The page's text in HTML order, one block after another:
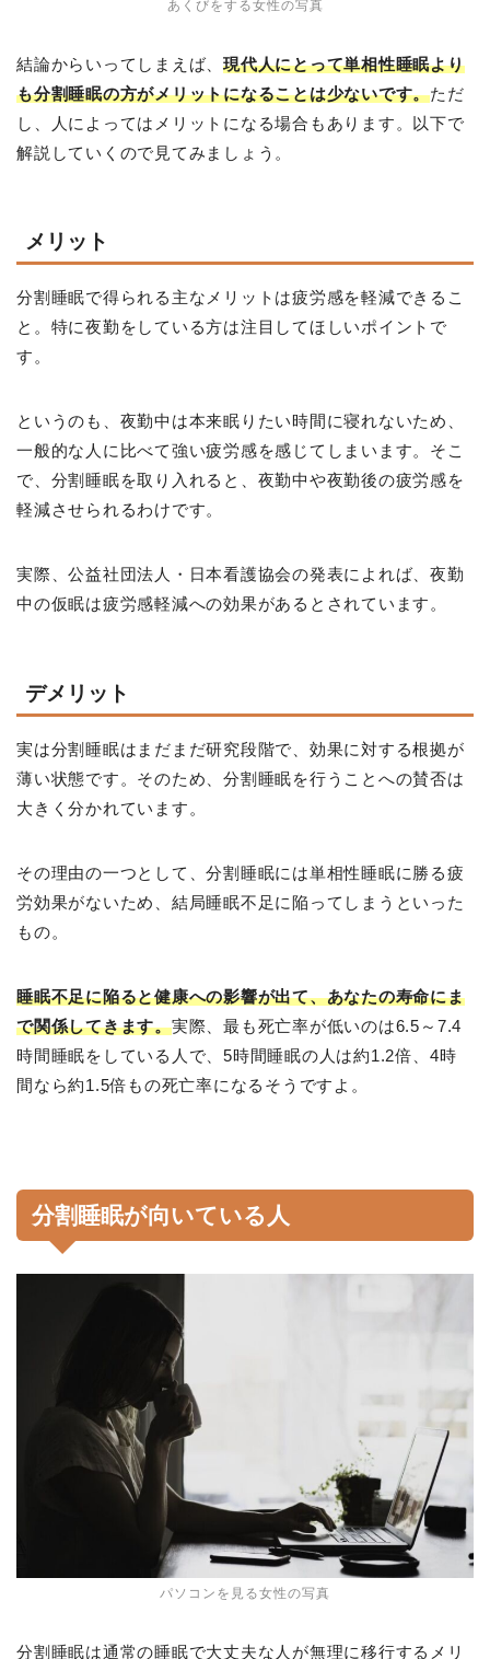
あくびをする女性の写真
結論からいってしまえば、現代人にとって単相性睡眠より
も分割睡眠の方がメリットになることは少ないです。ただ
し、人によってはメリットになる場合もあります。以下で
解説していくので見てみましょう。
メリット
分割睡眠で得られる主なメリットは疲労感を軽減できるこ
と。特に夜勤をしている方は注目してほしいポイントで
す。
というのも、夜勤中は本来眠りたい時間に寝れないため、
一般的な人に比べて強い疲労感を感じてしまいます。そこ
で、分割睡眠を取り入れると、夜勤中や夜勤後の疲労感を
軽減させられるわけです。
実際、公益社団法人・日本看護協会の発表によれば、夜勤
中の仮眠は疲労感軽減への効果があるとされています。
デメリット
実は分割睡眠はまだまだ研究段階で、効果に対する根拠が
薄い状態です。そのため、分割睡眠を行うことへの賛否は
大きく分かれています。
その理由の一つとして、分割睡眠には単相性睡眠に勝る疲
労効果がないため、結局睡眠不足に陥ってしまうといった
もの。
睡眠不足に陥ると健康への影響が出て、あなたの寿命にま
で関係してきます。実際、最も死亡率が低いのは6.5～7.4
時間睡眠をしている人で、5時間睡眠の人は約1.2倍、4時
間なら約1.5倍もの死亡率になるそうですよ。
分割睡眠が向いている人
パソコンを見る女性の写真
分割睡眠は通常の睡眠で大丈夫な人が無理に移行するメリ